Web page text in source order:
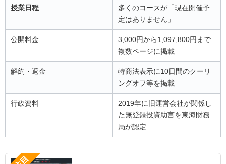
授業日程
多くのコースが「現在開催予
定はありません」
公開料金
3,000円から1,097,800円まで
複数ページに掲載
解約・返金
特商法表示に10日間のクーリ
ングオフ等を掲載
行政資料
2019年に旧運営会社が関係し
た無登録投資助言を東海財務
局が認定